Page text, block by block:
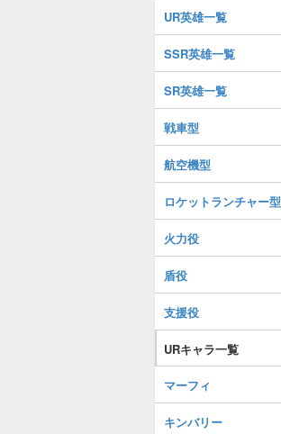
UR英雄一覧
SSR英雄一覧
SR英雄一覧
戦車型
航空機型
ロケットランチャー型
火力役
盾役
支援役
URキャラ一覧
マーフィ
キンバリー